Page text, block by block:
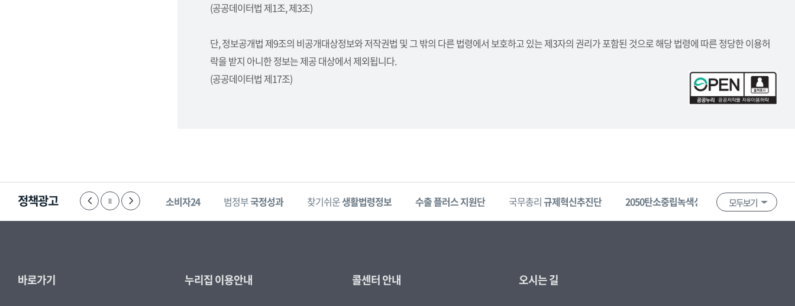
(공공데이터법 제1조, 제3조)
단, 정보공개법 제9조의 비공개대상정보와 저작권법 및 그 밖의 다른 법령에서 보호하고 있는 제3자의 권리가 포함된 것으로 해당 법령에 따른 정당한 이용허
락을 받지 아니한 정보는 제공 대상에서 제외됩니다.
(공공데이터법 제17조)
정책광고
한눈에 보는경제 부패·공익신고 소비자24 범정부국정성과 찾기쉬운생활법령정보 수출 플러스 지원단 국무총리규제혁신추진단 2050탄소중립녹색성장위원회 혁신제
모두보기
바로가기 누리집 이용안내 콜센터 안내 오시는 길